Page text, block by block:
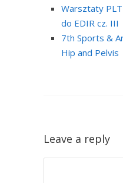
Warsztaty
do EDIR cz. III
7th Sports &
Hip and Pelvis
Leave a reply